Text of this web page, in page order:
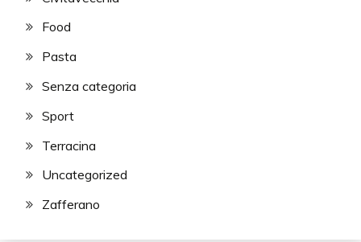
Food
Pasta
Senza categoria
Sport
Terracina
Uncategorized
Zafferano